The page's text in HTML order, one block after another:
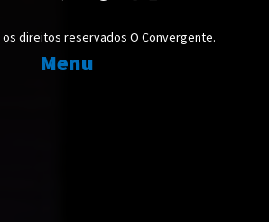
direitos reservados O Convergente.
Menu